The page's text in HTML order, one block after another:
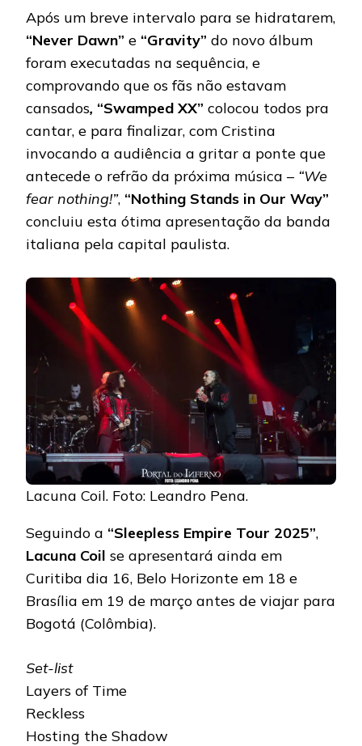
Após um breve intervalo para se hidratarem,
“Never Dawn” e “Gravity” do novo álbum
foram executadas na sequência, e
comprovando que os fãs não estavam
cansados, “Swamped XX” colocou todos pra
cantar, e para finalizar, com Cristina
invocando a audiência a gritar a ponte que
antecede o refrão da próxima música – “We
fear nothing!”, “Nothing Stands in Our Way”
concluiu esta ótima apresentação da banda
italiana pela capital paulista.
Lacuna Coil. Foto: Leandro Pena.
Seguindo a “Sleepless Empire Tour 2025”,
Lacuna Coil se apresentará ainda em
Curitiba dia 16, Belo Horizonte em 18 e
Brasília em 19 de março antes de viajar para
Bogotá (Colômbia).
Set-list
Layers of Time
Reckless
Hosting the Shadow